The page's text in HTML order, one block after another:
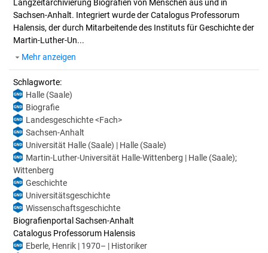
Langzeitarchivierung Biografien von Menschen aus und in
Sachsen-Anhalt. Integriert wurde der Catalogus Professorum
Halensis, der durch Mitarbeitende des Instituts für Geschichte der
Martin-Luther-Un...
Mehr anzeigen
Schlagworte:
Halle (Saale)
Biografie
Landesgeschichte <Fach>
Sachsen-Anhalt
Universität Halle (Saale) | Halle (Saale)
Martin-Luther-Universität Halle-Wittenberg | Halle (Saale);
Wittenberg
Geschichte
Universitätsgeschichte
Wissenschaftsgeschichte
Biografienportal Sachsen-Anhalt
Catalogus Professorum Halensis
Eberle, Henrik | 1970– | Historiker